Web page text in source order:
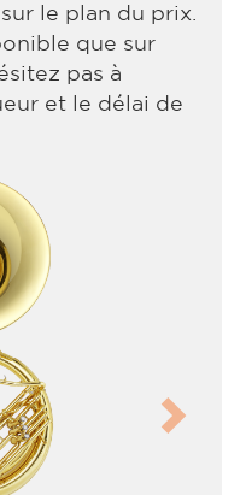
le plan du prix.
que sur
pas à
et le délai de
Next